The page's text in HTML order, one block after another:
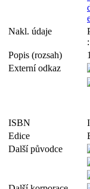
Nakl. údaje
Popis (rozsah)
Externí odkaz
ISBN
Edice
Další původce